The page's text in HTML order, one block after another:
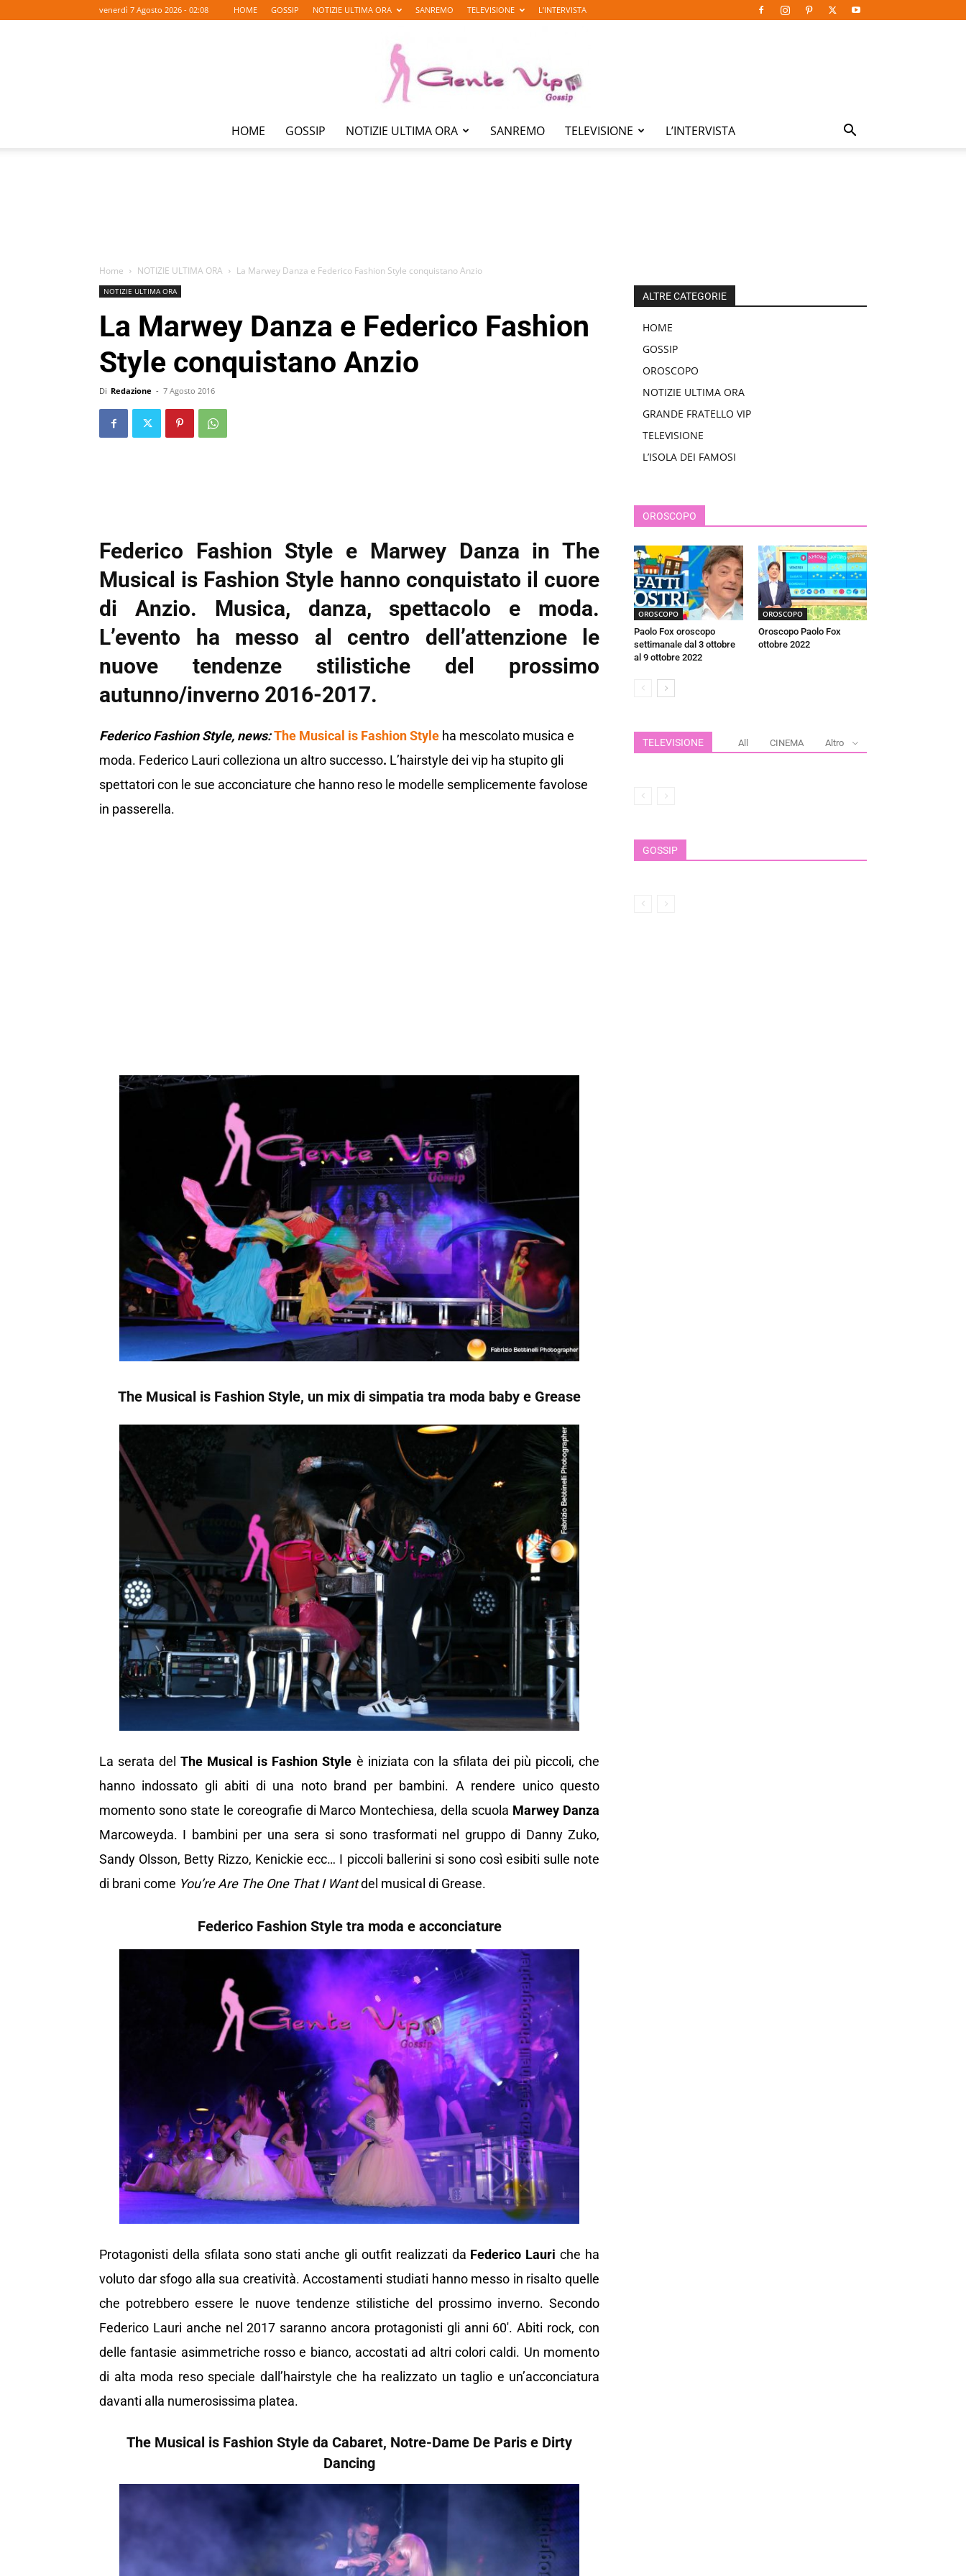
venerdì 7 Agosto 2026 - 02:08 HOME GOSSIP NOTIZIE ULTIMA ORA SANREMO TELEVISIONE L’INTERVISTA
HOME GOSSIP NOTIZIE ULTIMA ORA SANREMO TELEVISIONE L’INTERVISTA
Home NOTIZIE ULTIMA ORA La Marwey Danza e Federico Fashion Style conquistano Anzio
NOTIZIE ULTIMA ORA
La Marwey Danza e Federico Fashion
Style conquistano Anzio
Di Redazione - 7 Agosto 2016
Federico Fashion Style e Marwey Danza in The
Musical is Fashion Style hanno conquistato il cuore
di Anzio. Musica, danza, spettacolo e moda.
L’evento ha messo al centro dell’attenzione le
nuove tendenze stilistiche del prossimo
autunno/inverno 2016-2017.
Federico Fashion Style, news:The Musical is Fashion Style ha mescolato musica e
moda. Federico Lauri colleziona un altro successo. L’hairstyle dei vip ha stupito gli
spettatori con le sue acconciature che hanno reso le modelle semplicemente favolose
in passerella.
The Musical is Fashion Style, un mix di simpatia tra moda baby e Grease
La serata delThe Musical is Fashion Style è iniziata con la sfilata dei più piccoli, che
hanno indossato gli abiti di una noto brand per bambini. A rendere unico questo
momento sono state le coreografie di Marco Montechiesa, della scuola Marwey Danza
Marcoweyda. I bambini per una sera si sono trasformati nel gruppo di Danny Zuko,
Sandy Olsson, Betty Rizzo, Kenickie ecc… I piccoli ballerini si sono così esibiti sulle note
di brani come You’re Are The One That I Wantdel musical di Grease.
Federico Fashion Style tra moda e acconciature
Protagonisti della sfilata sono stati anche gli outfit realizzati da Federico Lauriche ha
voluto dar sfogo alla sua creatività. Accostamenti studiati hanno messo in risalto quelle
che potrebbero essere le nuove tendenze stilistiche del prossimo inverno. Secondo
Federico Lauri anche nel 2017 saranno ancora protagonisti gli anni 60′. Abiti rock, con
delle fantasie asimmetriche rosso e bianco, accostati ad altri colori caldi. Un momento
di alta moda reso speciale dall’hairstyle che ha realizzato un taglio e un’acconciatura
davanti alla numerosissima platea.
The Musical is Fashion Style da Cabaret, Notre-Dame De Paris e Dirty
Dancing
ALTRE CATEGORIE
HOME
GOSSIP
OROSCOPO
NOTIZIE ULTIMA ORA
GRANDE FRATELLO VIP
TELEVISIONE
L’ISOLA DEI FAMOSI
OROSCOPO
OROSCOPO
Paolo Fox oroscopo
settimanale dal 3 ottobre
al 9 ottobre 2022
OROSCOPO
Oroscopo Paolo Fox
ottobre 2022
TELEVISIONE All CINEMA Altro
GOSSIP